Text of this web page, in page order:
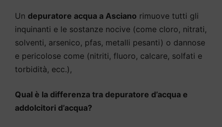
Un depuratore acqua a Asciano rimuove tutti gli
inquinanti e le sostanze nocive (come cloro, nitrati,
solventi, arsenico, pfas, metalli pesanti) o dannose
e pericolose come (nitriti, fluoro, calcare, solfati e
torbidità, ecc.),
Qual è la differenza tra depuratore d’acqua e
addolcitori d’acqua?